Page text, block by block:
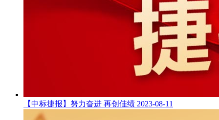
【中标捷报】努力奋进 再创佳绩 2023-08-11